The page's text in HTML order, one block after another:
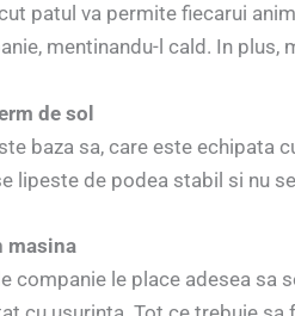
patul va permite fiecarui
mentinandu-l cald. In
de sol
baza sa, care este
lipeste de podea stabil si nu
masina
companie le place adesea